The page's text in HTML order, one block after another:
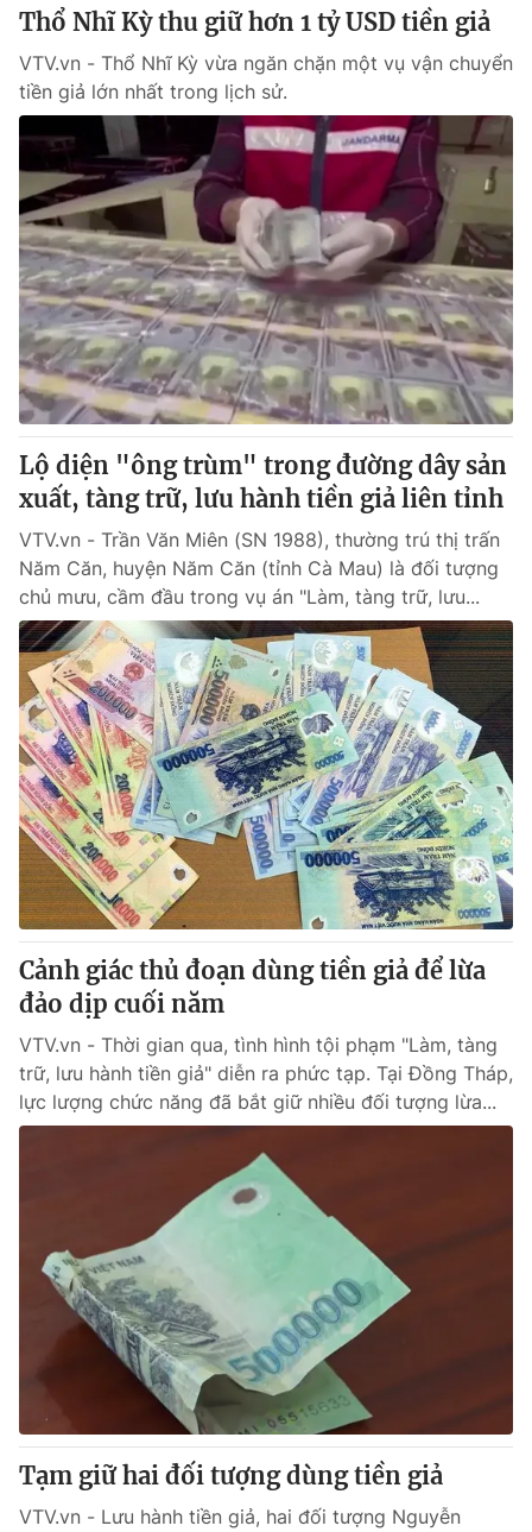
Thổ Nhĩ Kỳ thu giữ hơn 1 tỷ USD tiền giả
VTV.vn - Thổ Nhĩ Kỳ vừa ngăn chặn một vụ vận chuyển
tiền giả lớn nhất trong lịch sử.
Lộ diện "ông trùm" trong đường dây sản
xuất, tàng trữ, lưu hành tiền giả liên tỉnh
VTV.vn - Trần Văn Miên (SN 1988), thường trú thị trấn
Năm Căn, huyện Năm Căn (tỉnh Cà Mau) là đối tượng
chủ mưu, cầm đầu trong vụ án "Làm, tàng trữ, lưu...
Cảnh giác thủ đoạn dùng tiền giả để lừa
đảo dịp cuối năm
VTV.vn - Thời gian qua, tình hình tội phạm "Làm, tàng
trữ, lưu hành tiền giả" diễn ra phức tạp. Tại Đồng Tháp,
lực lượng chức năng đã bắt giữ nhiều đối tượng lừa...
Tạm giữ hai đối tượng dùng tiền giả
VTV.vn - Lưu hành tiền giả, hai đối tượng Nguyễn